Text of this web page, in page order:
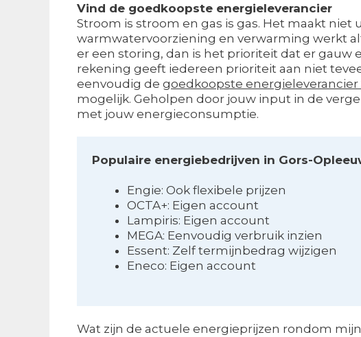
Vind de goedkoopste energieleverancier
Stroom is stroom en gas is gas. Het maakt
warmwatervoorziening en verwarming werkt
er een storing, dan is het prioriteit dat er gauw
rekening geeft iedereen prioriteit aan niet
eenvoudig de goedkoopste energieleverancier
mogelijk. Geholpen door jouw input in de
met jouw energieconsumptie.
Populaire energiebedrijven in Gors-
Engie: Ook flexibele prijzen
OCTA+: Eigen account
Lampiris: Eigen account
MEGA: Eenvoudig verbruik inzien
Essent: Zelf termijnbedrag wijzigen
Eneco: Eigen account
Wat zijn de actuele energieprijzen rondom